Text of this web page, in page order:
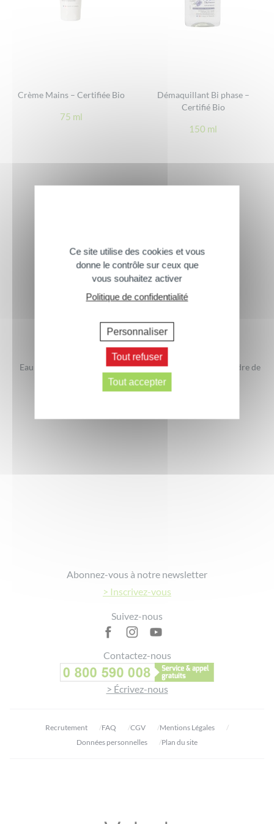
Crème Mains – Certifiée Bio
75 ml
Démaquillant Bi phase –
Certifié Bio
150 ml
Eau à la rose – Certifiée Bio
Exfoliant visage à la poudre de
Abonnez-vous à notre newsletter
> Inscrivez-vous
Suivez-nous
Contactez-nous
> Écrivez-nous
Recrutement FAQ CGV
Mentions Légales
Données personnelles
Plan du site
Ce site utilise des cookies et vous
donne le contrôle sur ceux que
vous souhaitez activer
Politique de confidentialité
Personnaliser
Tout refuser
Tout accepter